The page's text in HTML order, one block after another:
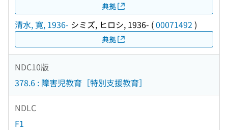
典拠
清水, 寛, 1936- シミズ, ヒロシ, 1936- (00071492 )
典拠
NDC10版
378.6 : 障害児教育［特別支援教育］
NDLC
F1